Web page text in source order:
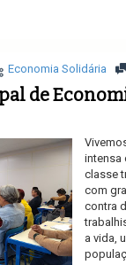
Economia Solidária
de
intensa
classe
com
contra
a vida,